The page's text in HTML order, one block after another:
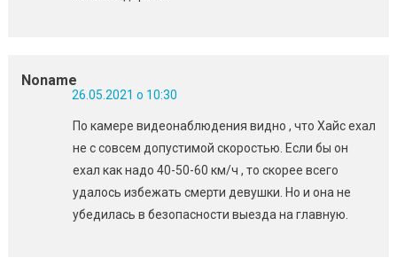
Noname
26.05.2021 о 10:30
По камере видеонаблюдения видно , что Хайс ехал
не с совсем допустимой скоростью. Если бы он
ехал как надо 40-50-60 км/ч , то скорее всего
удалось избежать смерти девушки. Но и она не
убедилась в безопасности выезда на главную.